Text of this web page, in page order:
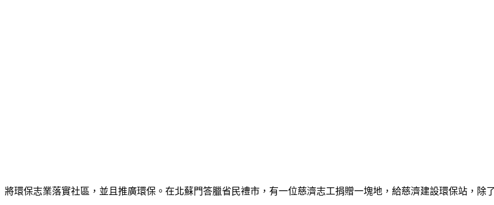
將環保志業落實社區，並且推廣環保。在北蘇門答臘省民禮市，有一位慈濟志工捐贈一塊地，給慈濟建設環保站，除